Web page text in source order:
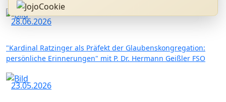
28.06.2026
"Kardinal Ratzinger als Präfekt der Glaubenskongregation:
persönliche Erinnerungen" mit P. Dr. Hermann Geißler FSO
23.05.2026